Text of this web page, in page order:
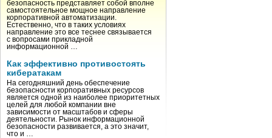
безопасность представляет собой вполне
самостоятельное мощное направление
корпоративной автоматизации.
Естественно, что в таких условиях
направление это все теснее связывается
с вопросами прикладной
информационной …
Как эффективно противостоять
кибератакам
На сегодняшний день обеспечение
безопасности корпоративных ресурсов
является одной из наиболее приоритетных
целей для любой компании вне
зависимости от масштабов и сферы
деятельности. Рынок информационной
безопасности развивается, а это значит,
что и …